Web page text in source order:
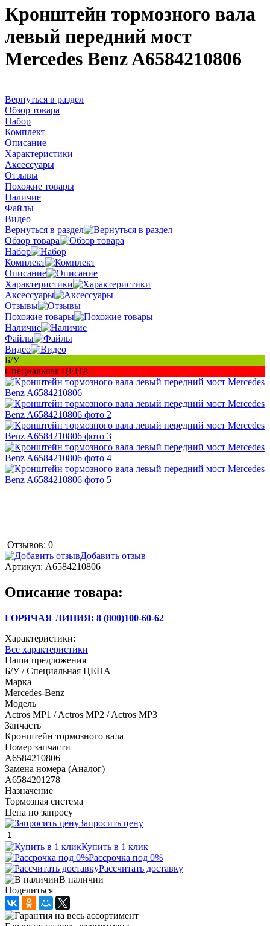
Кронштейн тормозного вала
левый передний мост
Mercedes Benz A6584210806
Вернуться в раздел
Обзор товара
Набор
Комплект
Описание
Характеристики
Аксессуары
Отзывы
Похожие товары
Наличие
Файлы
Видео
Вернуться в раздел
Обзор товара
Набор
Комплект
Описание
Характеристики
Аксессуары
Отзывы
Похожие товары
Наличие
Файлы
Видео
Б/У
Специальная ЦЕНА
Отзывов: 0
Добавить отзыв
Артикул: A6584210806
Описание товара:
ГОРЯЧАЯ ЛИНИЯ: 8 (800)100-60-62
Характеристики:
Все характеристики
Наши предложения
Б/У / Специальная ЦЕНА
Марка
Mercedes-Benz
Модель
Actros MP1 / Actros MP2 / Actros MP3
Запчасть
Кронштейн тормозного вала
Номер запчасти
A6584210806
Замена номера (Аналог)
A6584201278
Назначение
Тормозная система
Цена по запросу
Запросить цену
Купить в 1 клик
Рассрочка под 0%
Рассчитать доставку
В наличии
Поделиться